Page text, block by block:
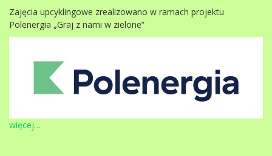
Zajęcia upcyklingowe zrealizowano w ramach projektu
Polenergia „Graj z nami w zielone”
więcej…